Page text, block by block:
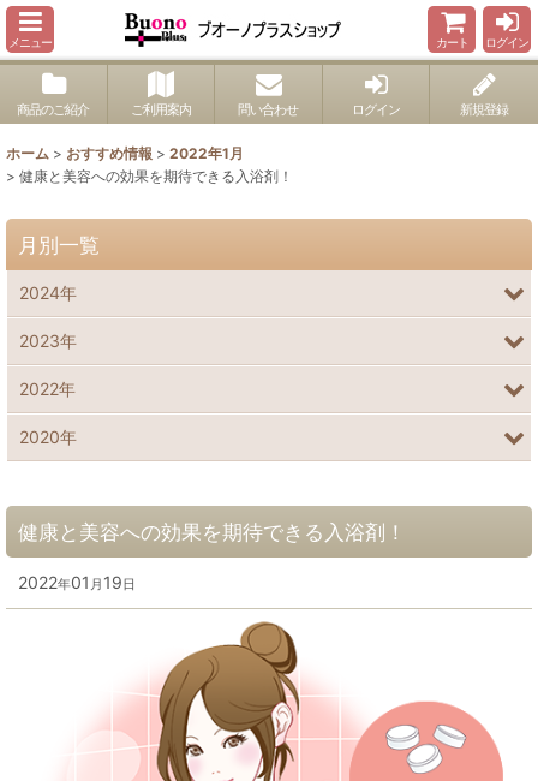
メニュー カート ログイン
商品のご紹介 ご利用案内 問い合わせ ログイン 新規登録
ホーム > おすすめ情報 > 2022年1月
> 健康と美容への効果を期待できる入浴剤！
健康と美容への効果を期待できる入浴剤！
2022年01 月 19日
月別一覧
2024年
2023年
2022年
2020年